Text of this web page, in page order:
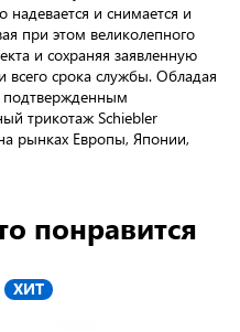
и снимается и
при этом великолепного
и сохраняя заявленную
всего срока службы. Обладая
трикотаж Schiebler
рынках Европы, Японии,
понравится
ХИТ